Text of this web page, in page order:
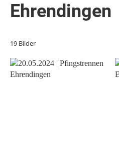
Ehrendingen
19 Bilder